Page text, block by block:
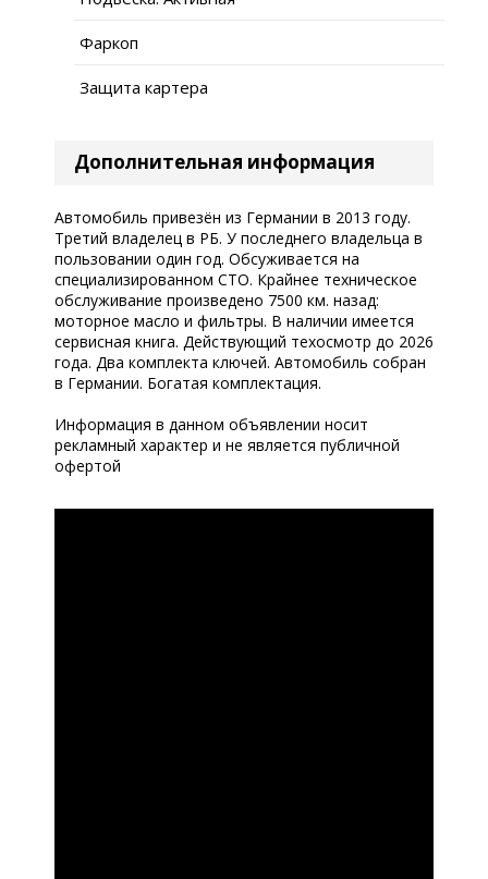
Фаркоп
Защита картера
Дополнительная информация
Автомобиль привезён из Германии в 2013 году.
Третий владелец в РБ. У последнего владельца в
пользовании один год. Обсуживается на
специализированном СТО. Крайнее техническое
обслуживание произведено 7500 км. назад:
моторное масло и фильтры. В наличии имеется
сервисная книга. Действующий техосмотр до 2026
года. Два комплекта ключей. Автомобиль собран
в Германии. Богатая комплектация.
Информация в данном объявлении носит
рекламный характер и не является публичной
офертой